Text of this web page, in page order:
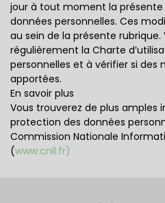
jour à tout moment la présente
données personnelles. Ces
au sein de la présente
régulièrement la Charte
personnelles et à vérifier si
apportées.
En savoir plus
Vous trouverez de plus amples
protection des données
Commission Nationale
(www.cnil.fr)